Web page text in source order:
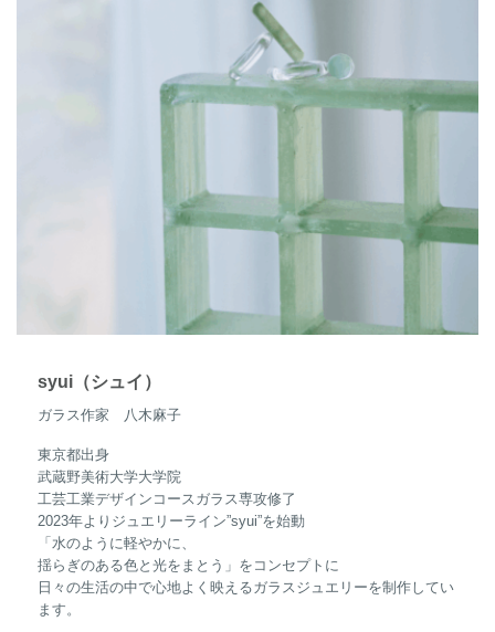
syui（シュイ）
ガラス作家 八木麻子
東京都出身
武蔵野美術大学大学院
工芸工業デザインコースガラス専攻修了
2023年よりジュエリーライン”syui”を始動
「水のように軽やかに、
揺らぎのある色と光をまとう」をコンセプトに
日々の生活の中で心地よく映えるガラスジュエリーを制作してい
ます。